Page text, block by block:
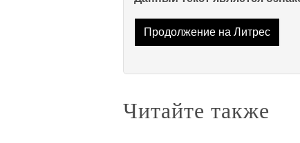
Продолжение на Литрес
Читайте также